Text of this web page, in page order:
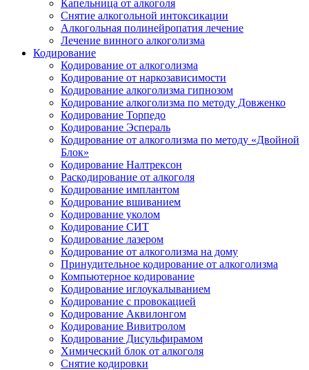
Капельница от алкоголя
Снятие алкогольной интоксикации
Алкогольная полинейропатия лечение
Лечение винного алкоголизма
Кодирование
Кодирование от алкоголизма
Кодирование от наркозависимости
Кодирование алкоголизма гипнозом
Кодирование алкоголизма по методу Довженко
Кодирование Торпедо
Кодирование Эспераль
Кодирование от алкоголизма по методу «Двойной
Блок»
Кодирование Налтрексон
Раскодирование от алкоголя
Кодирование имплантом
Кодирование вшиванием
Кодирование уколом
Кодирование СИТ
Кодирование лазером
Кодирование от алкоголизма на дому
Принудительное кодирование от алкоголизма
Компьютерное кодирование
Кодирование иглоукалыванием
Кодирование с провокацией
Кодирование Аквилонгом
Кодирование Вивитролом
Кодирование Дисульфирамом
Химический блок от алкоголя
Снятие кодировки